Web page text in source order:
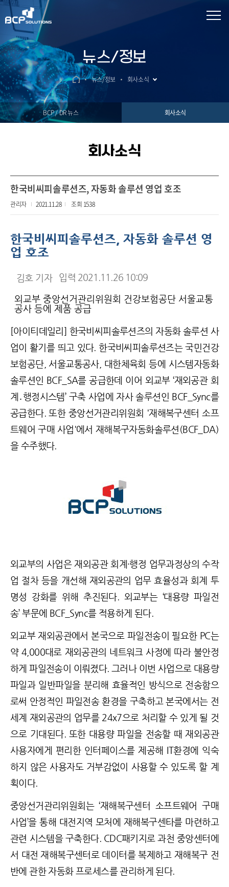
뉴스/정보
뉴스/정보 회사소식
BCP / DR 뉴스 회사소식
회사소식
한국비씨피솔루션즈, 자동화 솔루션 영업 호조
관리자 2021.11.28 조회 1538
한국비씨피솔루션즈, 자동화 솔루션 영
업 호조
기
자
김호 기자 입력 2021.11.26 10:09
외교부 중앙선거관리위원회 건강보험공단 서울교통
공사 등에 제품 공급
[아이티데일리] 한국비씨피솔루션즈의 자동화 솔루션 사
업이 활기를 띄고 있다. 한국비씨피솔루션즈는 국민건강
보험공단, 서울교통공사, 대한체육회 등에 시스템자동화
솔루션인 BCF_SA를 공급한데 이어 외교부 ‘재외공관 회
계․행정시스템’ 구축 사업에 자사 솔루션인 BCF_Sync를
공급한다. 또한 중앙선거관리위원회 '재해복구센터 소프
트웨어 구매 사업'에서 재해복구자동화솔루션(BCF_DA)
을 수주했다.
외교부의 사업은 재외공관 회계·행정 업무과정상의 수작
업 절차 등을 개선해 재외공관의 업무 효율성과 회계 투
명성 강화를 위해 추진된다. 외교부는 ‘대용량 파일전
송’ 부문에 BCF_Sync를 적용하게 된다.
외교부 재외공관에서 본국으로 파일전송이 필요한 PC는
약 4,000대로 재외공관의 네트워크 사정에 따라 불안정
하게 파일전송이 이뤄졌다. 그러나 이번 사업으로 대용량
파일과 일반파일을 분리해 효율적인 방식으로 전송함으
로써 안정적인 파일전송 환경을 구축하고 본국에서는 전
세계 재외공관의 업무를 24x7으로 처리할 수 있게 될 것
으로 기대된다. 또한 대용량 파일을 전송할 때 재외공관
사용자에게 편리한 인터페이스를 제공해 IT환경에 익숙
하지 않은 사용자도 거부감없이 사용할 수 있도록 할 계
획이다.
중앙선거관리위원회는 ‘재해복구센터 소프트웨어 구매
사업’을 통해 대전지역 모처에 재해복구센타를 마련하고
관련 시스템을 구축한다. CDC패키지로 과천 중앙센터에
서 대전 재해복구센터로 데이터를 복제하고 재해복구 전
반에 관한 자동화 프로세스를 관리하게 된다.